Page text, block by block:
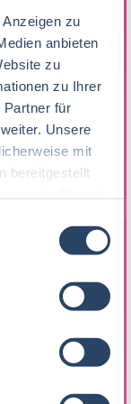
zu
anbieten
zu
zu Ihrer
Partner für
Unsere
mit
bereitgestellt
mit
für Gewürze,